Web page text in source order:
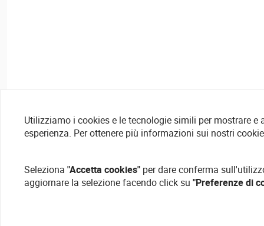
Utilizziamo i cookies e le tecnologie simili per mostrare
esperienza. Per ottenere più informazioni sui nostri
Seleziona "Accetta cookies" per dare conferma
aggiornare la selezione facendo click su "Preferenze di